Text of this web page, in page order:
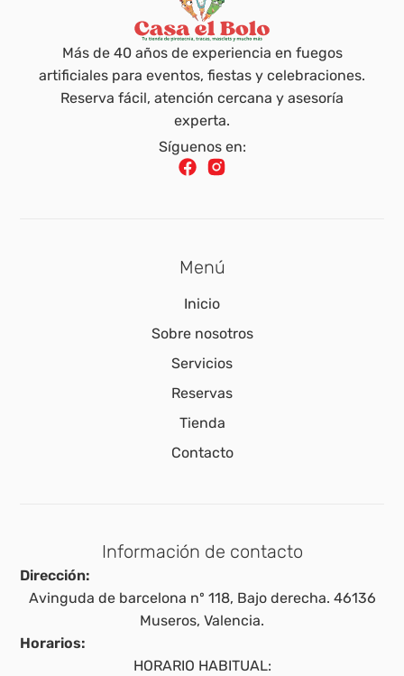
Más de 40 años de experiencia en fuegos
artificiales para eventos, fiestas y celebraciones.
Reserva fácil, atención cercana y asesoría
experta.
Síguenos en:
Menú
Inicio
Sobre nosotros
Servicios
Reservas
Tienda
Contacto
Información de contacto
Dirección:
Avinguda de barcelona nº 118, Bajo derecha. 46136
Museros, Valencia.
Horarios:
HORARIO HABITUAL: